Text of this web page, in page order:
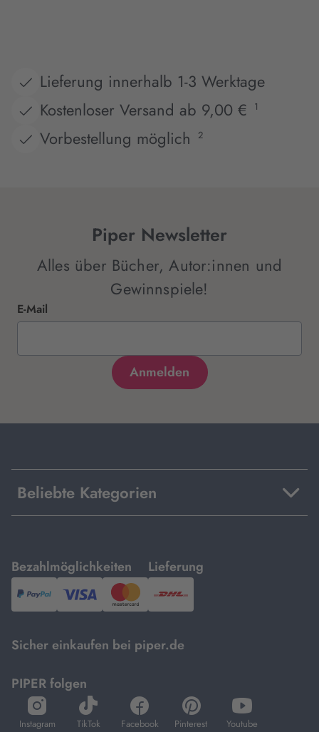
Lieferung innerhalb 1-3 Werktage
Kostenloser Versand ab 9,00 €
1
Vorbestellung möglich 2
Piper Newsletter
Alles über Bücher, Autor:innen und
Gewinnspiele!
E-Mail
Beliebte Kategorien
Bezahlmöglichkeiten
mit
PayPal,Visa
und
Lieferung
mit
DHL.
Sicher einkaufen bei piper.de
PIPER folgen
Instagram
öffnet
in
TikTok
öffnet
in
Facebook
öffnet
in
Pinterest
öffnet
in
Youtube
öffnet
in